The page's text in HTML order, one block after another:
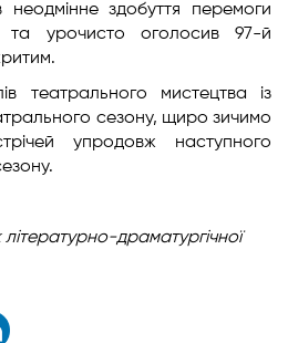
неодмінне здобуття перемоги
та урочисто оголосив 97-й
театрального мистецтва із
сезону, щиро зичимо
упродовж наступного
літературно-драматургічної